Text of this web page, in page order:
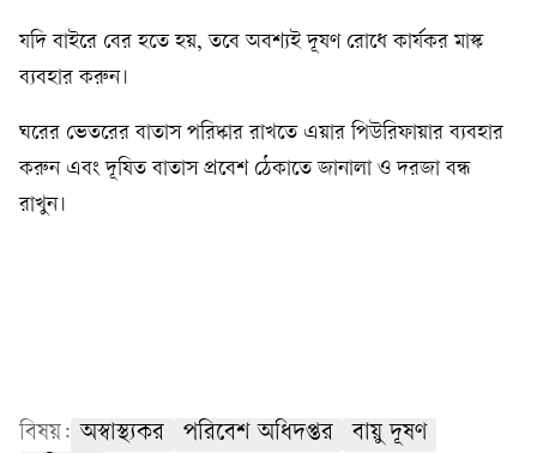
যদি বাইরে বের হতে হয়, তবে অবশ্যই দূষণ রোধে কার্যকর মাস্ক
ব্যবহার করুন।
ঘরের ভেতরের বাতাস পরিষ্কার রাখতে এয়ার পিউরিফায়ার ব্যবহার
করুন এবং দূষিত বাতাস প্রবেশ ঠেকাতে জানালা ও দরজা বন্ধ
রাখুন।
বিষয়: অস্বাস্থ্যকর পরিবেশ অধিদপ্তর
বায়ু দূষণ